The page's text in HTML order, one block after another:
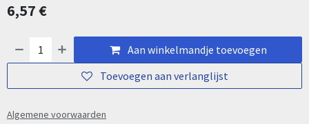
6,57€
Aan winkelmandje toevoegen
Toevoegen aan verlanglijst
Algemene voorwaarden